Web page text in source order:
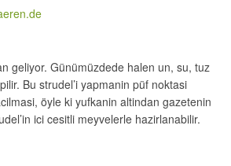
geliyor. Günümüzdede halen un, su, tuz
Bu strudel’i yapmanin püf noktasi
öyle ki yufkanin altindan gazetenin
ici cesitli meyvelerle hazirlanabilir.